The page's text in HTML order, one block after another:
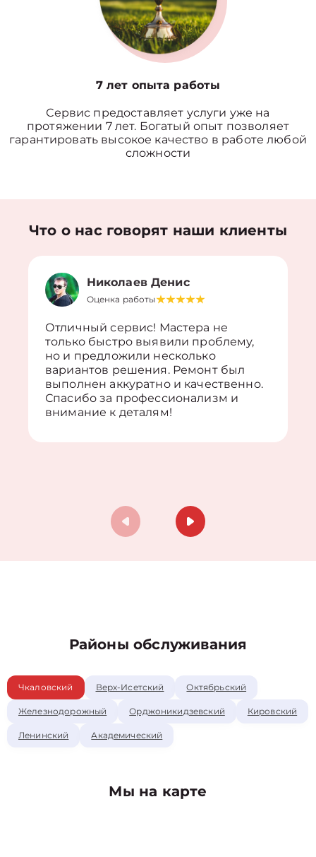
7 лет опыта работы
Сервис предоставляет услуги уже на
протяжении 7 лет. Богатый опыт позволяет
гарантировать высокое качество в работе любой
сложности
Что о нас говорят наши клиенты
Николаев Денис
Оценка работы
Отличный сервис! Мастера не
только быстро выявили проблему,
но и предложили несколько
вариантов решения. Ремонт был
выполнен аккуратно и качественно.
Спасибо за профессионализм и
внимание к деталям!
Районы обслуживания
Чкаловский Верх-Исетский Октябрьский
Железнодорожный Орджоникидзевский Кировский
Ленинский Академический
Мы на карте